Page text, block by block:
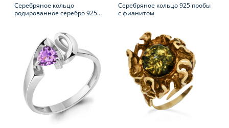
Серебряное кольцо
родированное серебро 925
Серебряное кольцо 925 пробы
с фианитом